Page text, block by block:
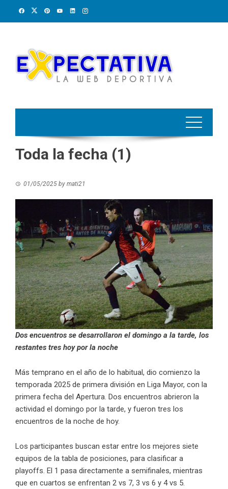
Toda la fecha (1)
01/05/2025 by mati21
Dos encuentros se desarrollaron el domingo a la tarde, los
restantes tres hoy por la noche
Más temprano en el año de lo habitual, dio comienzo la
temporada 2025 de primera división en Liga Mayor, con la
primera fecha del Apertura. Dos encuentros abrieron la
actividad el domingo por la tarde, y fueron tres los
encuentros de la noche de hoy.
Los participantes buscan estar entre los mejores siete
equipos de la tabla de posiciones, para clasificar a
playoffs. El 1 pasa directamente a semifinales, mientras
que en cuartos se enfrentan 2 vs 7, 3 vs 6 y 4 vs 5.